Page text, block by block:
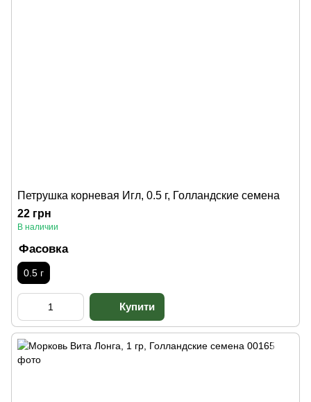
Петрушка корневая Игл, 0.5 г, Голландские семена
22 грн
В наличии
Фасовка
0.5 г